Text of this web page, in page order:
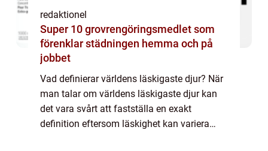
redaktionel
Super 10 grovrengöringsmedlet som
förenklar städningen hemma och på
jobbet
Vad definierar världens läskigaste djur? När
man talar om världens läskigaste djur kan
det vara svårt att fastställa en exakt
definition eftersom läskighet kan variera